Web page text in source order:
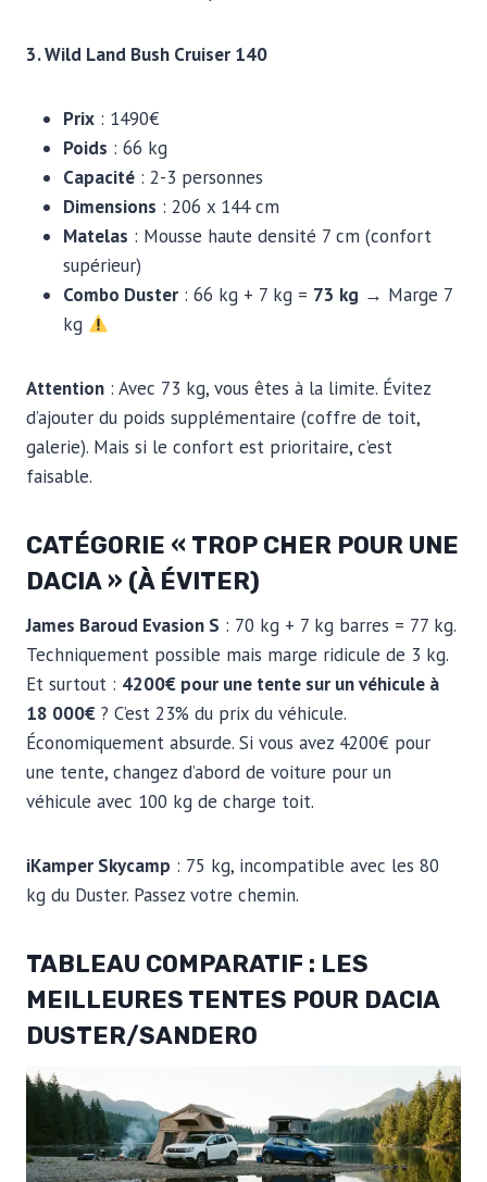
3. Wild Land Bush Cruiser 140
Prix : 1490€
Poids : 66 kg
Capacité : 2-3 personnes
Dimensions : 206 x 144 cm
Matelas : Mousse haute densité 7 cm (confort
supérieur)
Combo Duster : 66 kg + 7 kg = 73 kg → Marge 7
kg
Attention : Avec 73 kg, vous êtes à la limite. Évitez
d’ajouter du poids supplémentaire (coffre de toit,
galerie). Mais si le confort est prioritaire, c’est
faisable.
CATÉGORIE « TROP CHER POUR UNE
DACIA » (À ÉVITER)
James Baroud Evasion S : 70 kg + 7 kg barres = 77 kg.
Techniquement possible mais marge ridicule de 3 kg.
Et surtout : 4200€ pour une tente sur un véhicule à
18 000€ ? C’est 23% du prix du véhicule.
Économiquement absurde. Si vous avez 4200€ pour
une tente, changez d’abord de voiture pour un
véhicule avec 100 kg de charge toit.
iKamper Skycamp : 75 kg, incompatible avec les 80
kg du Duster. Passez votre chemin.
TABLEAU COMPARATIF : LES
MEILLEURES TENTES POUR DACIA
DUSTER/SANDERO